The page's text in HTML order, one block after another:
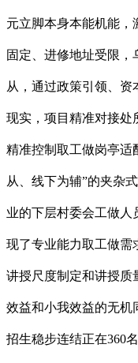
元立脚本身本能机能，
固定、进修地址受限
从，通过政策引领、
现实，项目精准对接处
精准控制取工做岗亭适
从、线下为辅”的夹杂
业的下层村委会工做
现了专业能力取工做需
讲授尺度制定和讲授质
效益和小我效益的无机
招生稳步连结正在360